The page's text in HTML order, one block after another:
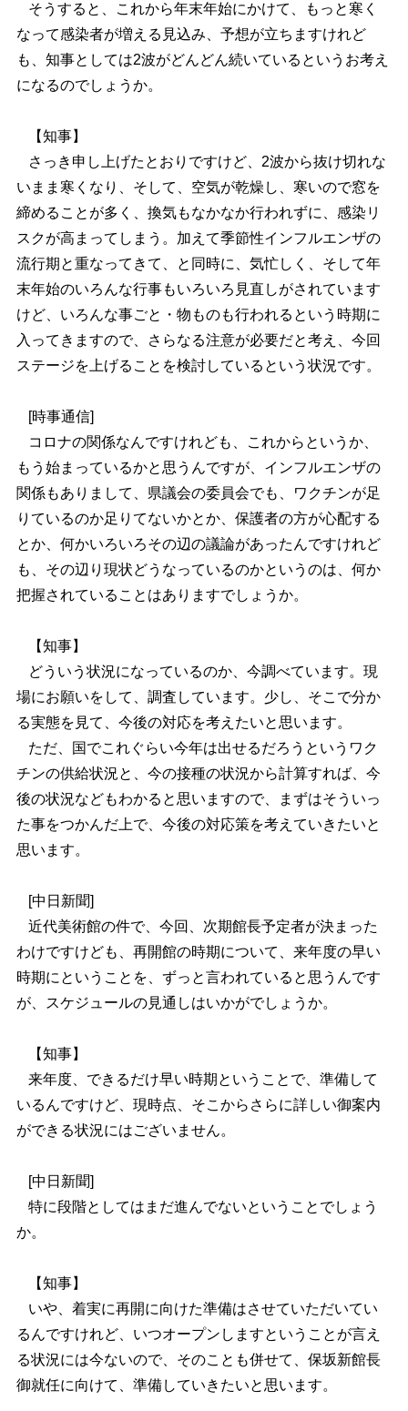
そうすると、これから年末年始にかけて、もっと寒く
なって感染者が増える見込み、予想が立ちますけれど
も、知事としては2波がどんどん続いているというお考え
になるのでしょうか。
【知事】
さっき申し上げたとおりですけど、2波から抜け切れな
いまま寒くなり、そして、空気が乾燥し、寒いので窓を
締めることが多く、換気もなかなか行われずに、感染リ
スクが高まってしまう。加えて季節性インフルエンザの
流行期と重なってきて、と同時に、気忙しく、そして年
末年始のいろんな行事もいろいろ見直しがされています
けど、いろんな事ごと・物ものも行われるという時期に
入ってきますので、さらなる注意が必要だと考え、今回
ステージを上げることを検討しているという状況です。
[時事通信]
コロナの関係なんですけれども、これからというか、
もう始まっているかと思うんですが、インフルエンザの
関係もありまして、県議会の委員会でも、ワクチンが足
りているのか足りてないかとか、保護者の方が心配する
とか、何かいろいろその辺の議論があったんですけれど
も、その辺り現状どうなっているのかというのは、何か
把握されていることはありますでしょうか。
【知事】
どういう状況になっているのか、今調べています。現
場にお願いをして、調査しています。少し、そこで分か
る実態を見て、今後の対応を考えたいと思います。
ただ、国でこれぐらい今年は出せるだろうというワク
チンの供給状況と、今の接種の状況から計算すれば、今
後の状況などもわかると思いますので、まずはそういっ
た事をつかんだ上で、今後の対応策を考えていきたいと
思います。
[中日新聞]
近代美術館の件で、今回、次期館長予定者が決まった
わけですけども、再開館の時期について、来年度の早い
時期にということを、ずっと言われていると思うんです
が、スケジュールの見通しはいかがでしょうか。
【知事】
来年度、できるだけ早い時期ということで、準備して
いるんですけど、現時点、そこからさらに詳しい御案内
ができる状況にはございません。
[中日新聞]
特に段階としてはまだ進んでないということでしょう
か。
【知事】
いや、着実に再開に向けた準備はさせていただいてい
るんですけれど、いつオープンしますということが言え
る状況には今ないので、そのことも併せて、保坂新館長
御就任に向けて、準備していきたいと思います。